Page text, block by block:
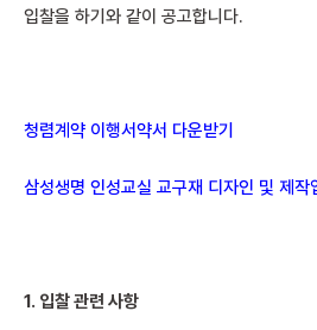
입찰을 하기와 같이 공고합니다.
청렴계약 이행서약서 다운받기
삼성생명 인성교실 교구재 디자인 및 제작
1. 입찰 관련 사항